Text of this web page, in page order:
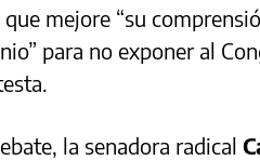
mejore “su
para no exponer al
la senadora radical